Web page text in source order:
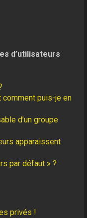
d’utilisateurs
comment puis-je en
d’un groupe
apparaissent
par défaut » ?
privés !